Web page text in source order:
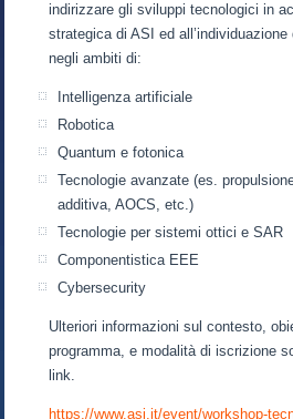
indirizzare gli sviluppi tecnologici in
strategica di ASI ed
negli ambiti di:
Intelligenza artificiale
Robotica
Quantum e fotonica
Tecnologie avanzate (es.
additiva, AOCS, etc.)
Tecnologie per sistemi ottici e SAR
Componentistica EEE
Cybersecurity
Ulteriori informazioni sul contesto,
programma, e modalità di iscrizione
link.
https://www.asi.it/event/workshop-